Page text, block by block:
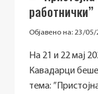
работнички’’
Објавено на: 23/05/
На 21 и 22 мај
Кавадарци
тема: